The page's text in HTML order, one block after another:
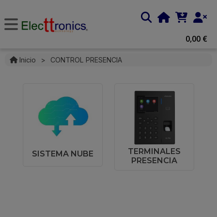
0,00 €
Inicio > CONTROL PRESENCIA
SISTEMA NUBE
TERMINALES
PRESENCIA